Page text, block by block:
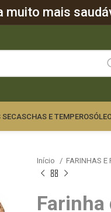
muito mais
SECASCHAS E TEMPEROS
Início FARINHAS E